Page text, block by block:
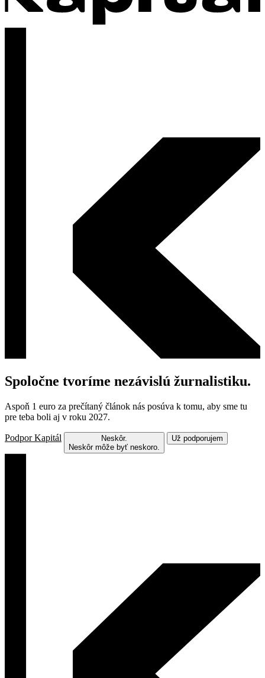
Spoločne tvoríme nezávislú žurnalistiku.
Aspoň 1 euro za prečítaný článok nás posúva k tomu, aby sme tu
pre teba boli aj v roku 2027.
Podpor Kapitál
Neskôr.
Neskôr môže byť neskoro.
Už podporujem